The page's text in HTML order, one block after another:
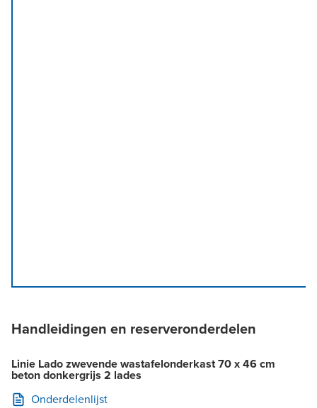
Handleidingen en reserveronderdelen
Linie Lado zwevende wastafelonderkast 70 x 46 cm
beton donkergrijs 2 lades
Onderdelenlijst